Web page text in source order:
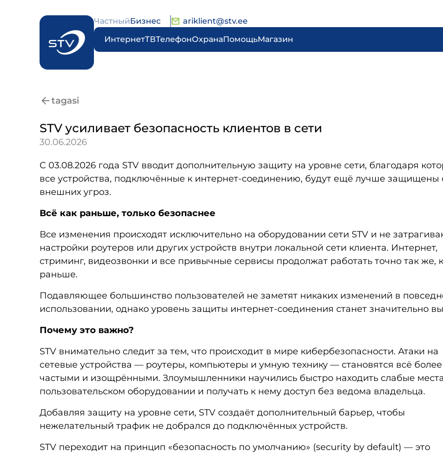
ЧастныйБизнес ariklient@stv.ee
ИнтернетТВТелефонОхранаПомощьМагазин
tagasi
STV усиливает безопасность клиентов в сети
30.06.2026
С 03.08.2026 года STV вводит дополнительную защиту на уровне сети, благодаря
все устройства, подключённые к интернет-соединению, будут ещё лучше защищены
внешних угроз.
Всё как раньше, только безопаснее
Все изменения происходят исключительно на оборудовании сети STV и не
настройки роутеров или других устройств внутри локальной сети клиента. Интернет,
стриминг, видеозвонки и все привычные сервисы продолжат работать точно так же,
раньше.
Подавляющее большинство пользователей не заметят никаких изменений в
использовании, однако уровень защиты интернет-соединения станет значительно
Почему это важно?
STV внимательно следит за тем, что происходит в мире кибербезопасности. Атаки на
сетевые устройства — роутеры, компьютеры и умную технику — становятся всё более
частыми и изощрёнными. Злоумышленники научились быстро находить слабые
пользовательском оборудовании и получать к нему доступ без ведома владельца.
Добавляя защиту на уровне сети, STV создаёт дополнительный барьер, чтобы
нежелательный трафик не добрался до подключённых устройств.
STV переходит на принцип «безопасность по умолчанию» (security by default) — это